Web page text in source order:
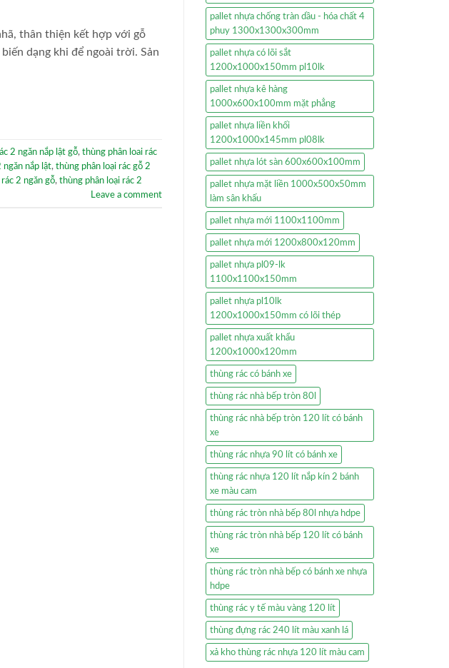
thân thiện kết hợp với gỗ
dạng khi để ngoài trời. Sản
2 ngăn nắp lật gỗ, thùng phân loai rác
ngăn nắp lật, thùng phân loại rác gỗ 2
2 ngăn gỗ, thùng phân loại rác 2
Leave a comment
pallet nhựa chống tràn dầu - hóa chất 4
phuy 1300x1300x300mm
pallet nhựa có lõi sắt
1200x1000x150mm pl10lk
pallet nhựa kê hàng
1000x600x100mm mặt phẳng
pallet nhựa liền khối
1200x1000x145mm pl08lk
pallet nhựa lót sàn 600x600x100mm
pallet nhựa mặt liền 1000x500x50mm
làm sân khấu
pallet nhựa mới 1100x1100mm
pallet nhựa mới 1200x800x120mm
pallet nhựa pl09-lk
1100x1100x150mm
pallet nhựa pl10lk
1200x1000x150mm có lõi thép
pallet nhựa xuất khẩu
1200x1000x120mm
thùng rác có bánh xe
thùng rác nhà bếp tròn 80l
thùng rác nhà bếp tròn 120 lít có bánh
xe
thùng rác nhựa 90 lít có bánh xe
thùng rác nhựa 120 lít nắp kín 2 bánh
xe màu cam
thùng rác tròn nhà bếp 80l nhựa hdpe
thùng rác tròn nhà bếp 120 lít có bánh
xe
thùng rác tròn nhà bếp có bánh xe nhựa
hdpe
thùng rác y tế màu vàng 120 lít
thùng đựng rác 240 lít màu xanh lá
xả kho thùng rác nhựa 120 lít màu cam